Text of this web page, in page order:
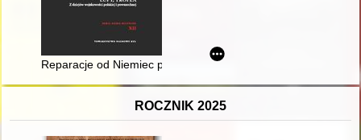
Reparacje od Niemiec po I wojnie światowej na łamach prasy
ROCZNIK 2025